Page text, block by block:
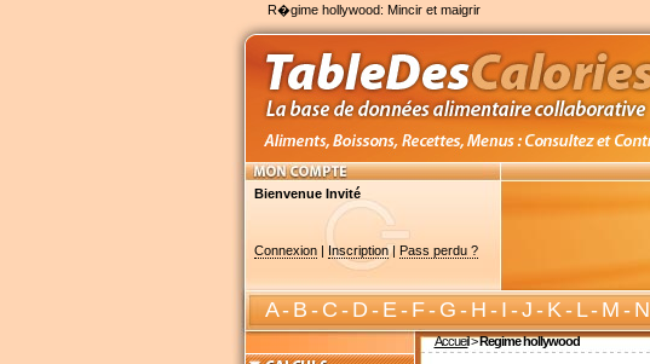
R�gime hollywood: Mincir et maigrir
Bienvenue Invité
Connexion| Inscription| Pass perdu ?
A-B-C-D-E-F-G-H-I-J-K-L-M-N
Accueil>Regime hollywood